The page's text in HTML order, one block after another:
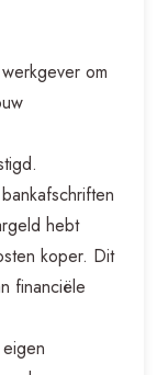
om
hebt
koper. Dit
financiële